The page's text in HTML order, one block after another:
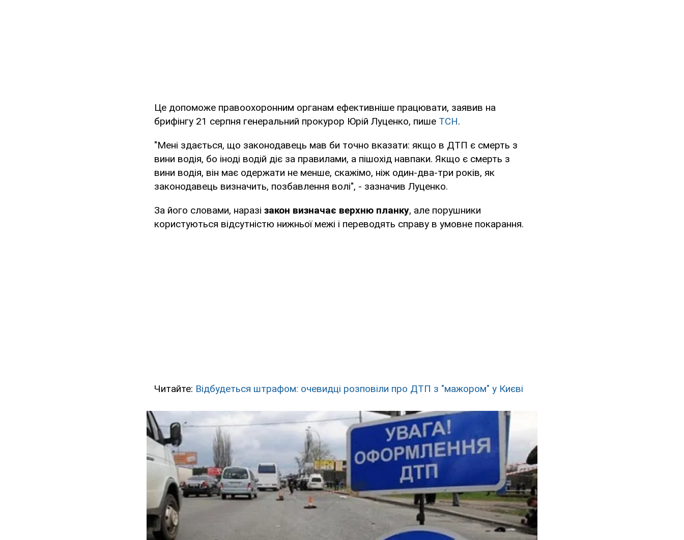
Це допоможе правоохоронним органам ефективніше працювати, заявив на
брифінгу 21 серпня генеральний прокурор Юрій Луценко, пише ТСН.
"Мені здається, що законодавець мав би точно вказати: якщо в ДТП є смерть з
вини водія, бо іноді водій діє за правилами, а пішохід навпаки. Якщо є смерть з
вини водія, він має одержати не менше, скажімо, ніж один-два-три років, як
законодавець визначить, позбавлення волі", - зазначив Луценко.
За його словами, наразі закон визначає верхню планку, але порушники
користуються відсутністю нижньої межі і переводять справу в умовне покарання.
Читайте: Відбудеться штрафом: очевидці розповіли про ДТП з "мажором" у Києві